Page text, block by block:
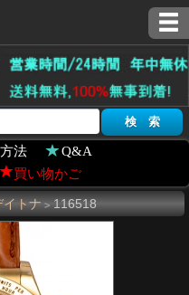
法
Q&A
買い物かご
イトナ > 116518